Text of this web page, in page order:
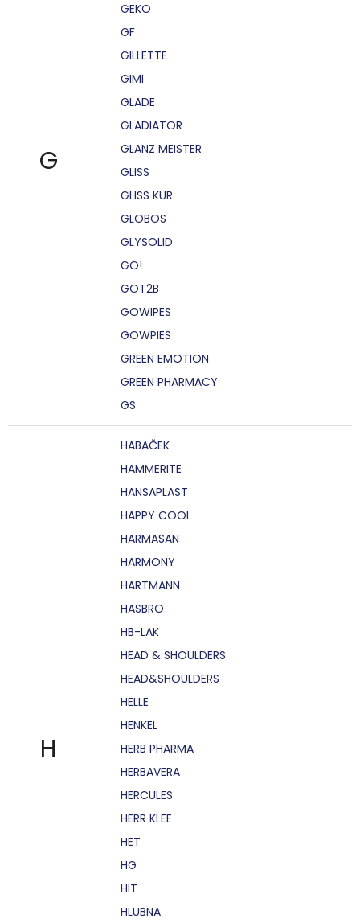
G
GEKO
GF
GILLETTE
GIMI
GLADE
GLADIATOR
GLANZ MEISTER
GLISS
GLISS KUR
GLOBOS
GLYSOLID
GO!
GOT2B
GOWIPES
GOWPIES
GREEN EMOTION
GREEN PHARMACY
GS
H
HABAČEK
HAMMERITE
HANSAPLAST
HAPPY COOL
HARMASAN
HARMONY
HARTMANN
HASBRO
HB-LAK
HEAD & SHOULDERS
HEAD&SHOULDERS
HELLE
HENKEL
HERB PHARMA
HERBAVERA
HERCULES
HERR KLEE
HET
HG
HIT
HLUBNA